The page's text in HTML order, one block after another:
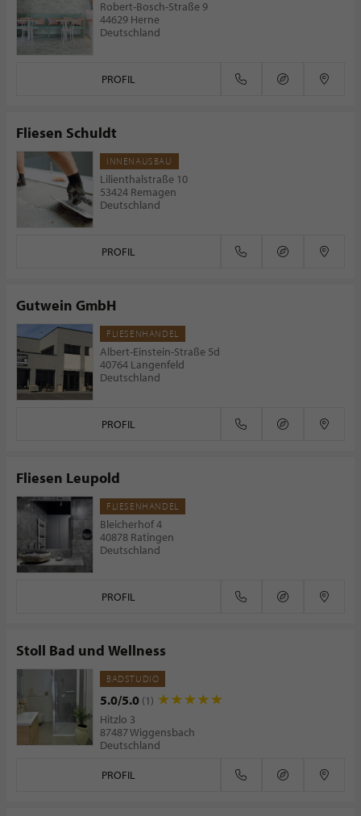
Robert-Bosch-Straße 9
44629 Herne
Deutschland
PROFIL
Fliesen Schuldt
INNENAUSBAU
Lilienthalstraße 10
53424 Remagen
Deutschland
PROFIL
Gutwein GmbH
FLIESENHANDEL
Albert-Einstein-Straße 5d
40764 Langenfeld
Deutschland
PROFIL
Fliesen Leupold
FLIESENHANDEL
Bleicherhof 4
40878 Ratingen
Deutschland
PROFIL
Stoll Bad und Wellness
BADSTUDIO
5.0/5.0 (1)
Hitzlo 3
87487 Wiggensbach
Deutschland
PROFIL